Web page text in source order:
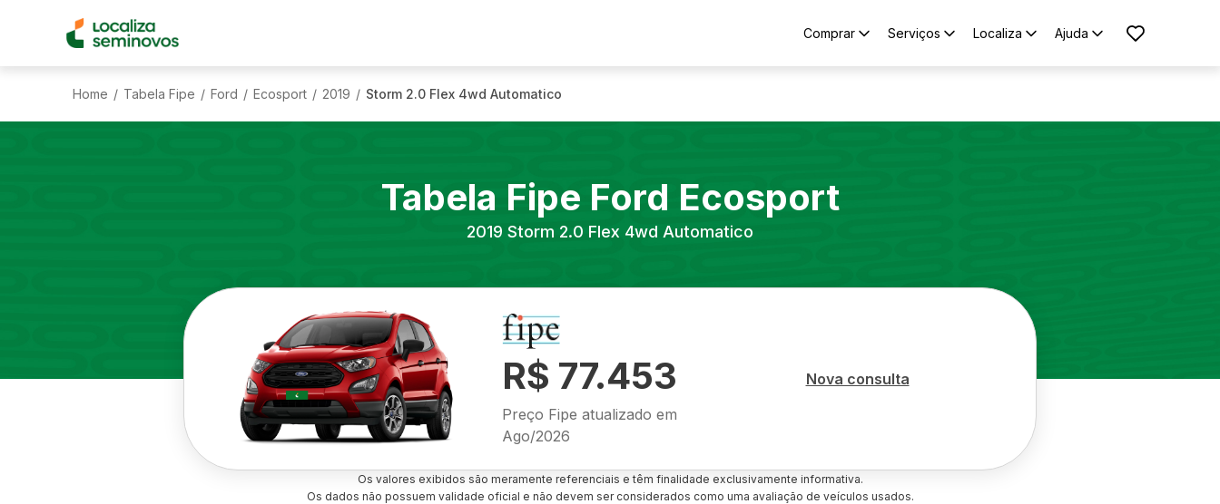
Comprar Serviços Localiza Ajuda
Home / Tabela Fipe / Ford / Ecosport / 2019 / Storm 2.0 Flex 4wd Automatico
Tabela Fipe Ford Ecosport
2019 Storm 2.0 Flex 4wd Automatico
R$ 77.453
Preço Fipe atualizado em
Ago/2026
Nova consulta
Os valores exibidos são meramente referenciais e têm finalidade exclusivamente informativa.
Os dados não possuem validade oficial e não devem ser considerados como uma avaliação de veículos usados.